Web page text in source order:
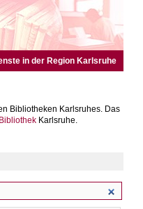
in der Region Karlsruhe
Bibliotheken Karlsruhes. Das
Karlsruhe.